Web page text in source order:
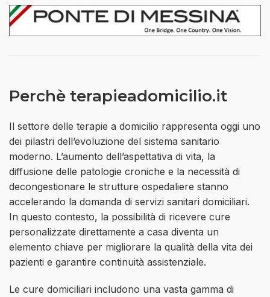
Perchè terapieadomicilio.it
Il settore delle terapie a domicilio rappresenta oggi uno
dei pilastri dell’evoluzione del sistema sanitario
moderno. L’aumento dell’aspettativa di vita, la
diffusione delle patologie croniche e la necessità di
decongestionare le strutture ospedaliere stanno
accelerando la domanda di servizi sanitari domiciliari.
In questo contesto, la possibilità di ricevere cure
personalizzate direttamente a casa diventa un
elemento chiave per migliorare la qualità della vita dei
pazienti e garantire continuità assistenziale.
Le cure domiciliari includono una vasta gamma di